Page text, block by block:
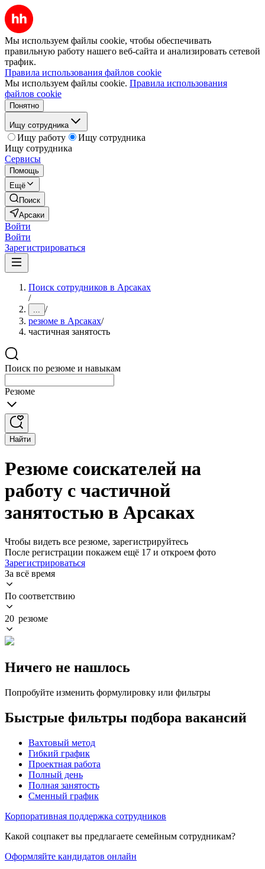
Мы используем файлы cookie, чтобы обеспечивать
правильную работу нашего веб-сайта и анализировать сетевой
трафик.
Правила использования файлов cookie
Мы используем файлы cookie. Правила использования
файлов cookie
Понятно
Ищу сотрудника
Ищу работу
Ищу сотрудника
Ищу сотрудника
Сервисы
Помощь
Ещё
Поиск
Арсаки
Войти
Войти
Зарегистрироваться
Поиск сотрудников в Арсаках
/
... /
резюме в Арсаках/
частичная занятость
Поиск по резюме и навыкам
Резюме
Найти
Резюме соискателей на
работу с частичной
занятостью в Арсаках
Чтобы видеть все резюме, зарегистрируйтесь
После регистрации покажем ещё 17 и откроем фото
Зарегистрироваться
За всё время
По соответствию
20 резюме
Ничего не нашлось
Попробуйте изменить формулировку или фильтры
Быстрые фильтры подбора вакансий
Вахтовый метод
Гибкий график
Проектная работа
Полный день
Полная занятость
Сменный график
Корпоративная поддержка сотрудников
Какой соцпакет вы предлагаете семейным сотрудникам?
Оформляйте кандидатов онлайн